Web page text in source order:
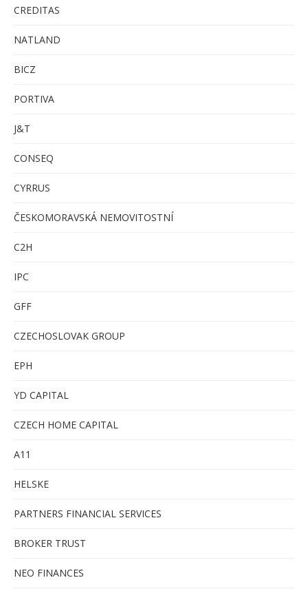
CREDITAS
NATLAND
BICZ
PORTIVA
J&T
CONSEQ
CYRRUS
ČESKOMORAVSKÁ NEMOVITOSTNÍ
C2H
IPC
GFF
CZECHOSLOVAK GROUP
EPH
YD CAPITAL
CZECH HOME CAPITAL
A11
HELSKE
PARTNERS FINANCIAL SERVICES
BROKER TRUST
NEO FINANCES